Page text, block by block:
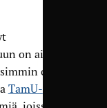
on aikaa
ostetut
TamU-